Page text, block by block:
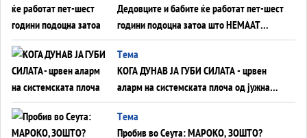
Дедовците и бабите ќе работат пет-шест
години подоцна затоа што НЕМААТ
ВНУЦИ ДА ГИ ЗАМЕНАТ
Tема
КОГА ДУНАВ ЈА ГУБИ СИЛАТА - црвен
аларм на системската плоча од јужна
Германија до Црното Море...
Tема
Пробив во Сеута: МАРОКО, ЗОШТО?